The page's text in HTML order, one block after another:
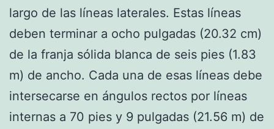
largo de las líneas laterales. Estas líneas
deben terminar a ocho pulgadas (20.32 cm)
de la franja sólida blanca de seis pies (1.83
m) de ancho. Cada una de esas líneas debe
intersecarse en ángulos rectos por líneas
internas a 70 pies y 9 pulgadas (21.56 m) de